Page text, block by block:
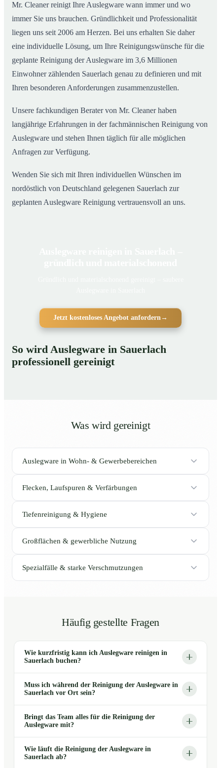
Mr. Cleaner reinigt Ihre Auslegware wann immer und wo
immer Sie uns brauchen. Gründlichkeit und Professionalität
liegen uns seit 2006 am Herzen. Bei uns erhalten Sie daher
eine individuelle Lösung, um Ihre Reinigungswünsche für die
geplante Reinigung der Auslegware im 3,6 Millionen
Einwohner zählenden Sauerlach genau zu definieren und mit
Ihren besonderen Anforderungen zusammenzustellen.
Unsere fachkundigen Berater von Mr. Cleaner haben
langjährige Erfahrungen in der fachmännischen Reinigung von
Auslegware und stehen Ihnen täglich für alle möglichen
Anfragen zur Verfügung.
Wenden Sie sich mit Ihren individuellen Wünschen im
nordöstlich von Deutschland gelegenen Sauerlach zur
geplanten Auslegware Reinigung vertrauensvoll an uns.
Jetzt kostenloses Angebot anfordern→
So wird Auslegware in Sauerlach
professionell gereinigt
Was wird gereinigt
Auslegware in Wohn- & Gewerbebereichen
Flecken, Laufspuren & Verfärbungen
Tiefenreinigung & Hygiene
Großflächen & gewerbliche Nutzung
Spezialfälle & starke Verschmutzungen
Häufig gestellte Fragen
Wie kurzfristig kann ich Auslegware reinigen in
Sauerlach buchen?
Muss ich während der Reinigung der Auslegware in
Sauerlach vor Ort sein?
Bringt das Team alles für die Reinigung der
Auslegware mit?
Wie läuft die Reinigung der Auslegware in
Sauerlach ab?